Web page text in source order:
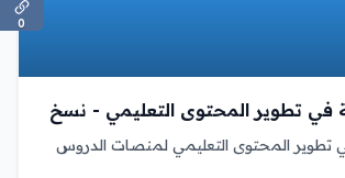
في تطوير المحتوى التعليمي - نسخ
تطوير المحتوى التعليمي لمنصات الدروس
0